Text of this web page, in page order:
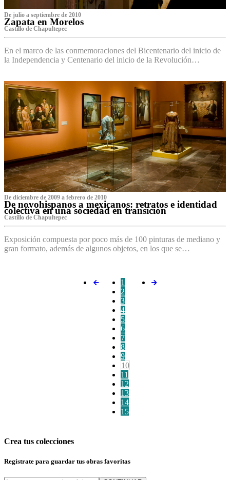
De julio a septiembre de 2010
Zapata en Morelos
Castillo de Chapultepec
En el marco de las conmemoraciones del Bicentenario del inicio de
la Independencia y Centenario del inicio de la Revolución…
De diciembre de 2009 a febrero de 2010
De novohispanos a mexicanos: retratos e identidad
colectiva en una sociedad en transición
Castillo de Chapultepec
Exposición compuesta por poco más de 100 pinturas de mediano y
gran formato, además de algunos objetos, en los que se…
1
2
3
4
5
6
7
8
9
10
11
12
13
14
15
Crea tus colecciones
Regístrate para guardar tus obras favoritas